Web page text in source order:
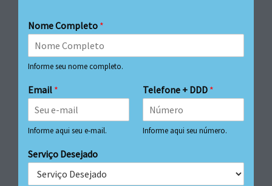
Nome Completo *
Informe seu nome completo.
Email *
Informe aqui seu e-mail.
Telefone + DDD *
Informe aqui seu número.
Serviço Desejado